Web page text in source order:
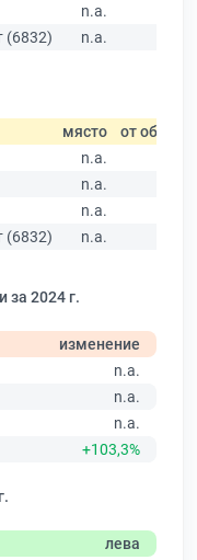
n.a.
(6832)
n.a.
място от общо
n.a.
n.a.
n.a.
(6832)
n.a.
за 2024 г.
изменение
n.a.
n.a.
n.a.
+103,3%
лева